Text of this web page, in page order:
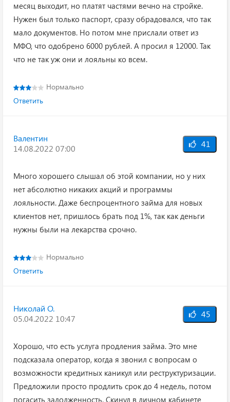
месяц выходит, но платят частями вечно на стройке.
Нужен был только паспорт, сразу обрадовался, что так
мало документов. Но потом мне прислали ответ из
МФО, что одобрено 6000 рублей. А просил я 12000. Так
что не так уж они и лояльны ко всем.
Нормально
Ответить
Валентин
14.08.2022 07:00
41
Много хорошего слышал об этой компании, но у них
нет абсолютно никаких акций и программы
лояльности. Даже беспроцентного займа для новых
клиентов нет, пришлось брать под 1%, так как деньги
нужны были на лекарства срочно.
Нормально
Ответить
Николай О.
05.04.2022 10:47
45
Хорошо, что есть услуга продления займа. Это мне
подсказала оператор, когда я звонил с вопросам о
возможности кредитных каникул или реструктуризации.
Предложили просто продлить срок до 4 недель, потом
погасить задолженность. Скинул в личном кабинете